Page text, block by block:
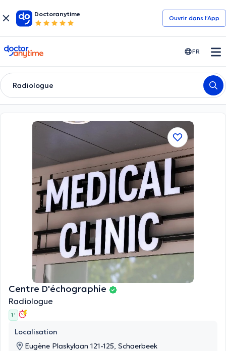
Doctoranytime
Ouvrir dans l’App
doctoranytime FR
Radiologue
Centre D'échographie
Radiologue
1 '
Localisation
Eugène Plaskylaan 121-125, Schaerbeek